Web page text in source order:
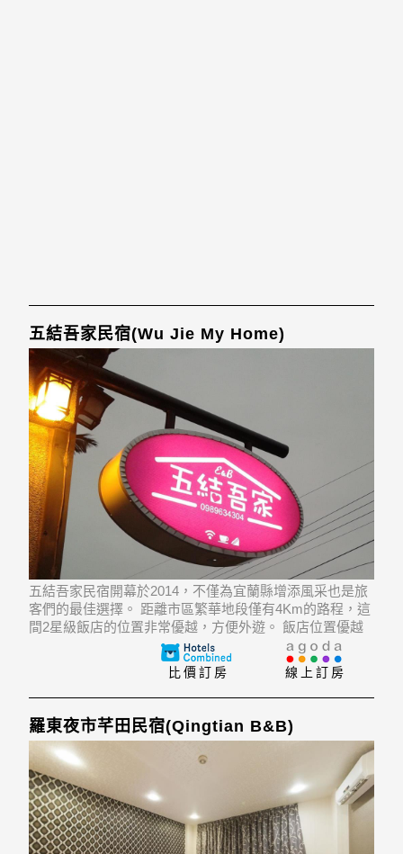
五結吾家民宿(Wu Jie My Home)
五結吾家民宿開幕於2014，不僅為宜蘭縣增添風采也是旅
客們的最佳選擇。 距離市區繁華地段僅有4Km的路程，這
間2星級飯店的位置非常優越，方便外遊。 飯店位置優越
讓旅客前往市區內的熱門景點變得方便快捷。
線上訂房
比價訂房
羅東夜市芊田民宿(Qingtian B&B)